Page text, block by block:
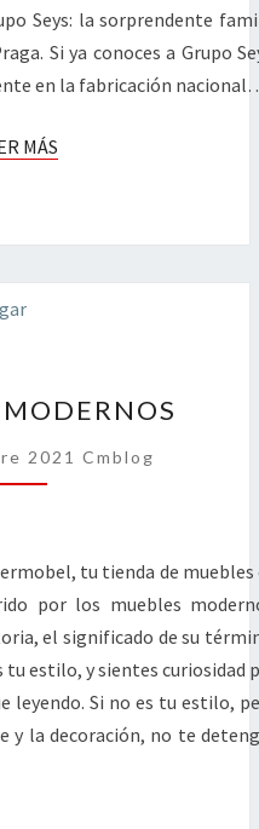
Seys: la sorprendente
Si ya conoces a Grupo
en la fabricación
MÁS
MODERNOS
2021 Cmblog
tu tienda de muebles
por los muebles
el significado de su
tu estilo, y sientes curiosidad
leyendo. Si no es tu estilo,
y la decoración, no te